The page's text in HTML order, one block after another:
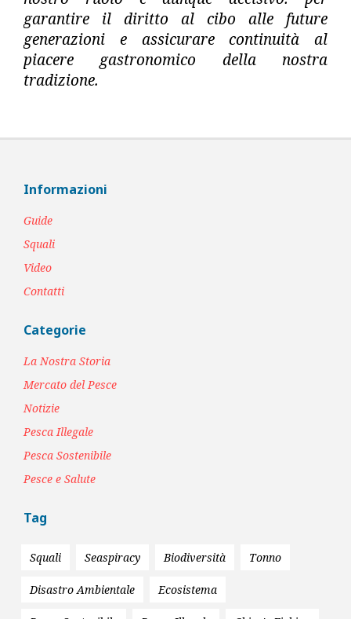
garantire il diritto al cibo alle future
generazioni e assicurare continuità al
piacere gastronomico della nostra
tradizione.
Informazioni
Guide
Squali
Video
Contatti
Categorie
La Nostra Storia
Mercato del Pesce
Notizie
Pesca Illegale
Pesca Sostenibile
Pesce e Salute
Tag
Squali Seaspiracy Biodiversità Tonno
Disastro Ambientale Ecosistema